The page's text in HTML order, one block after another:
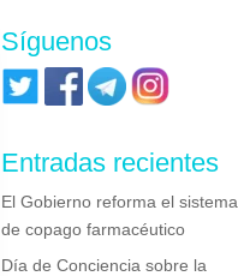
Síguenos
Entradas recientes
El Gobierno reforma el sistema
de copago farmacéutico
Día de Conciencia sobre la